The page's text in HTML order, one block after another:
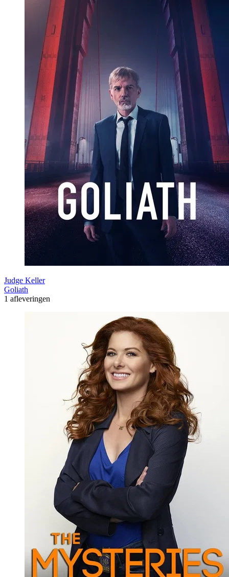
Judge Keller
Goliath
1 afleveringen